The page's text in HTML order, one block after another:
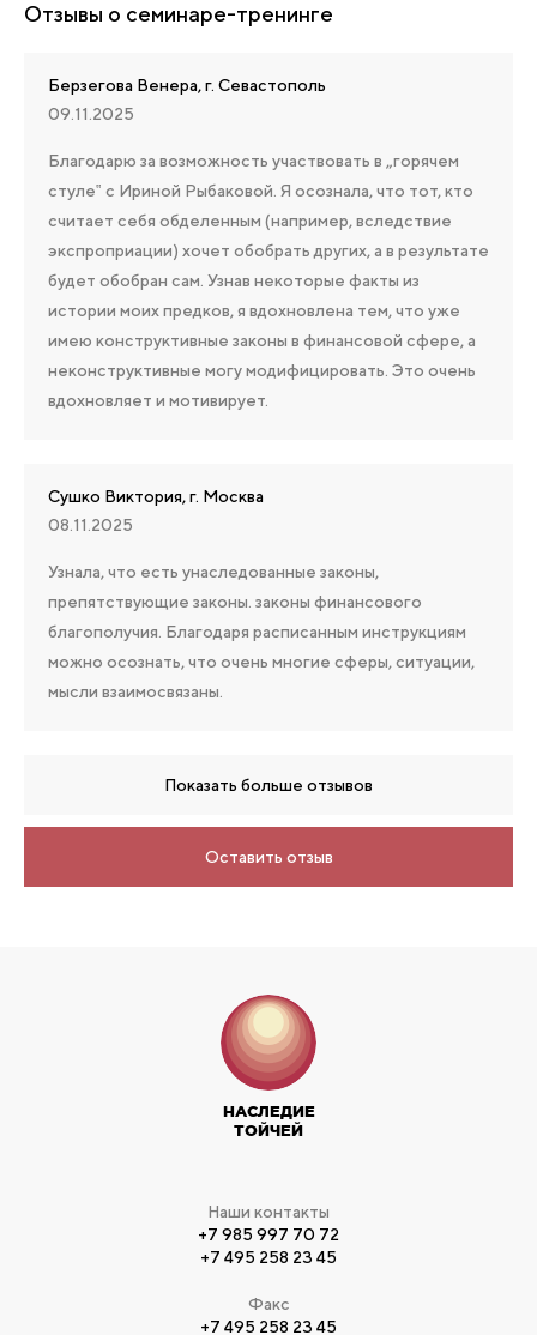
Отзывы о семинаре-тренинге
Берзегова Венера, г. Севастополь
09.11.2025
Благодарю за возможность участвовать в „горячем
стуле‟ с Ириной Рыбаковой. Я осознала, что тот, кто
считает себя обделенным (например, вследствие
экспроприации) хочет обобрать других, а в результате
будет обобран сам. Узнав некоторые факты из
истории моих предков, я вдохновлена тем, что уже
имею конструктивные законы в финансовой сфере, а
неконструктивные могу модифицировать. Это очень
вдохновляет и мотивирует.
Сушко Виктория, г. Москва
08.11.2025
Узнала, что есть унаследованные законы,
препятствующие законы. законы финансового
благополучия. Благодаря расписанным инструкциям
можно осознать, что очень многие сферы, ситуации,
мысли взаимосвязаны.
Оставить отзыв
Показать больше отзывов
НАСЛЕДИЕ
ТОЙЧЕЙ
Наши контакты
+7 985 997 70 72
+7 495 258 23 45
Факс
+7 495 258 23 45